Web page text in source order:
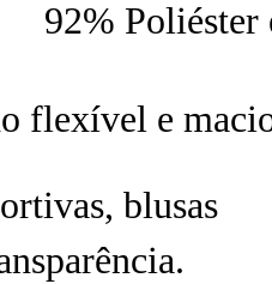
Poliéster e
flexível e
blusas